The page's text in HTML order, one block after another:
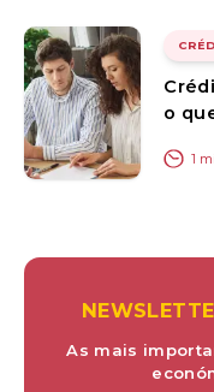
o
1
As mais